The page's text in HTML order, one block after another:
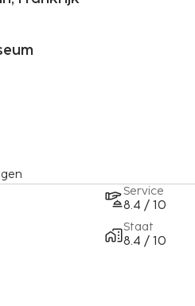
Service
8.4 / 10
Staat
8.4 / 10